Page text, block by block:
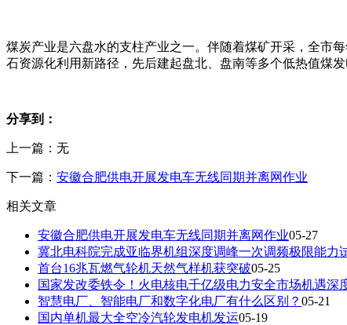
煤炭产业是六盘水的支柱产业之一。伴随着煤矿开采，全市
石资源化利用新路径，先后建起盘北、盘南等多个低热值煤
分享到：
上一篇：无
下一篇： 安徽合肥供电开展发电车无线同期并离网作业
相关文章
安徽合肥供电开展发电车无线同期并离网作业05-27
冀北电科院完成亚临界机组深度调峰一次调频极限能力
首台16兆瓦燃气轮机天然气样机获突破05-25
国家发改委铁令！火电核电千亿级电力安全市场机遇深
智慧电厂、智能电厂和数字化电厂有什么区别？ 05-21
国内单机最大全空冷汽轮发电机发运05-19